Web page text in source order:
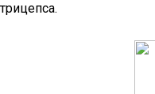
трицепса.